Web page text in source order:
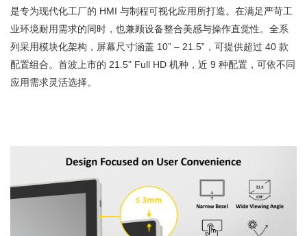
是专为现代化工厂的 HMI 与制程可视化应用所打造。在满足严苛工
业环境耐用需求的同时，也兼顾设备整合美感与操作直觉性。全系
列采用模块化架构，屏幕尺寸涵盖 10” – 21.5”，可提供超过 40 款
配置组合。首波上市的 21.5” Full HD 机种，近 9 种配置，可依不同
应用需求灵活选择。